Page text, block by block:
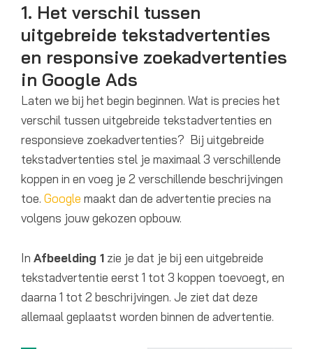
1. Het verschil tussen
uitgebreide tekstadvertenties
en responsive zoekadvertenties
in Google Ads
Laten we bij het begin beginnen. Wat is precies het
verschil tussen uitgebreide tekstadvertenties en
responsieve zoekadvertenties? Bij uitgebreide
tekstadvertenties stel je maximaal 3 verschillende
koppen in en voeg je 2 verschillende beschrijvingen
toe. Google maakt dan de advertentie precies na
volgens jouw gekozen opbouw.
In Afbeelding 1 zie je dat je bij een uitgebreide
tekstadvertentie eerst 1 tot 3 koppen toevoegt, en
daarna 1 tot 2 beschrijvingen. Je ziet dat deze
allemaal geplaatst worden binnen de advertentie.